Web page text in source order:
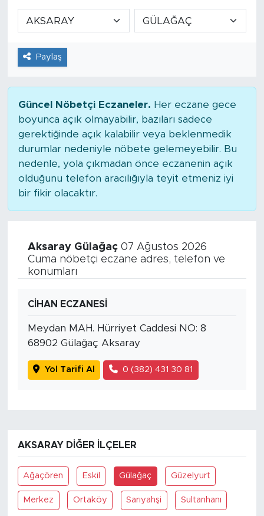
Paylaş
Güncel Nöbetçi Eczaneler. Her eczane gece
boyunca açık olmayabilir, bazıları sadece
gerektiğinde açık kalabilir veya beklenmedik
durumlar nedeniyle nöbete gelemeyebilir. Bu
nedenle, yola çıkmadan önce eczanenin açık
olduğunu telefon aracılığıyla teyit etmeniz iyi
bir fikir olacaktır.
Aksaray Gülağaç07 Ağustos 2026
Cuma nöbetçi eczane adres, telefon ve
konumları
CİHAN ECZANESİ
Meydan MAH. Hürriyet Caddesi NO: 8
68902 Gülağaç Aksaray
Yol Tarifi Al 0 (382) 431 30 81
AKSARAY DIĞER İLÇELER
Ağaçören Eskil Gülağaç Güzelyurt
Merkez Ortaköy Sarıyahşi Sultanhanı